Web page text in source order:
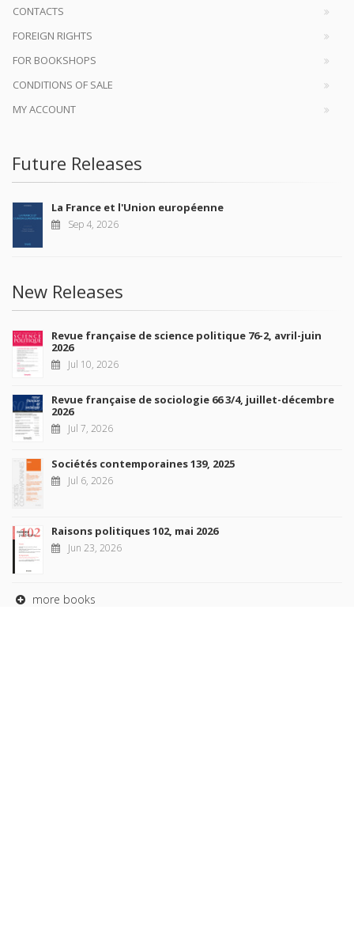
CONTACTS
FOREIGN RIGHTS
FOR BOOKSHOPS
CONDITIONS OF SALE
MY ACCOUNT
Future Releases
La France et l'Union européenne
Sep 4, 2026
New Releases
Revue française de science politique 76-2, avril-juin
2026
Jul 10, 2026
Revue française de sociologie 66 3/4, juillet-décembre
2026
Jul 7, 2026
Sociétés contemporaines 139, 2025
Jul 6, 2026
Raisons politiques 102, mai 2026
Jun 23, 2026
more books